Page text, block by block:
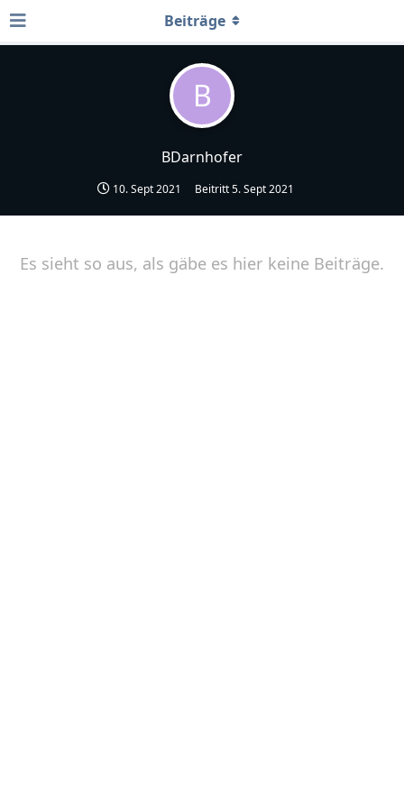
B
BDarnhofer
10. Sept 2021 Beitritt5. Sept 2021
Beiträge
Es sieht so aus, als gäbe es hier keine Beiträge.